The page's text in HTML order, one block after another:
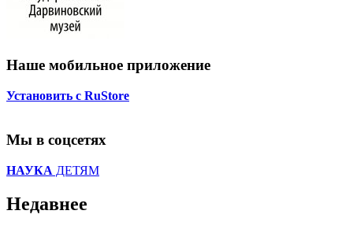
Наше мобильное приложение
Установить с RuStore
Мы в соцсетях
НАУКА ДЕТЯМ
Недавнее